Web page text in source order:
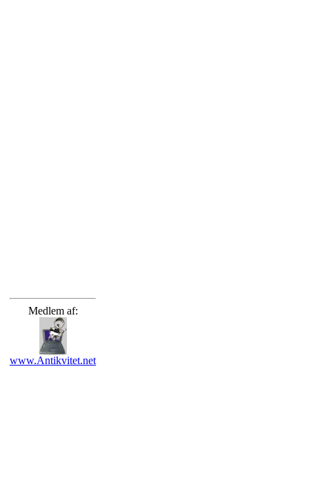
Medlem af:
www.Antikvitet.net